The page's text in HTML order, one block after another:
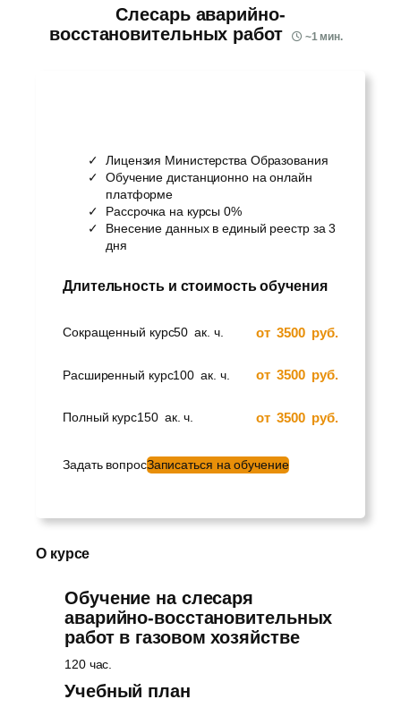
Слесарь аварийно-
восстановительных работ
~1 мин.
Лицензия Министерства Образования
Обучение дистанционно на онлайн
платформе
Рассрочка на курсы 0%
Внесение данных в единый реестр за 3
дня
Длительность и стоимость обучения
Сокращенный курс50 ак. ч. от 3500 руб.
Расширенный курс100 ак. ч. от 3500 руб.
Полный курс150 ак. ч. от 3500 руб.
Задать вопросЗаписаться на обучение
О курсе
Обучение на слесаря
аварийно-восстановительных
работ в газовом хозяйстве
120 час.
Учебный план